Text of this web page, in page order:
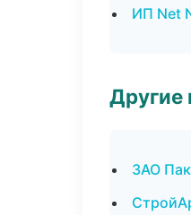
ИП Net
Другие
ЗАО